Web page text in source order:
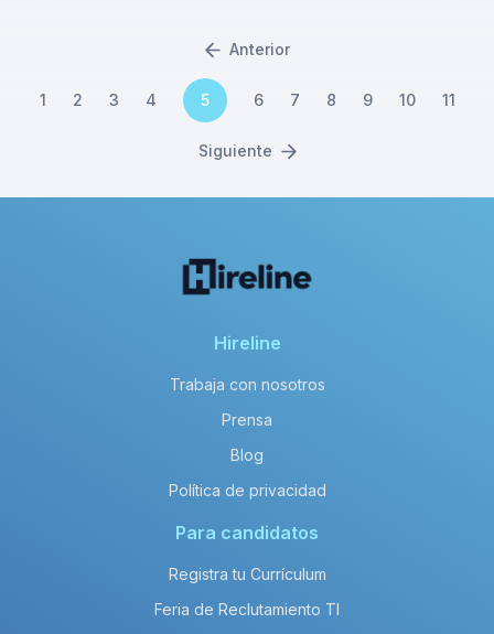
Anterior
1 2 3 4 5 6 7 8 9 10 11
Siguiente
Hireline
Trabaja con nosotros
Prensa
Blog
Política de privacidad
Para candidatos
Registra tu Currículum
Feria de Reclutamiento TI